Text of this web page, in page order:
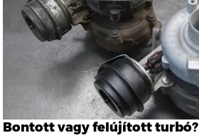
Bontott vagy felújított turbó?